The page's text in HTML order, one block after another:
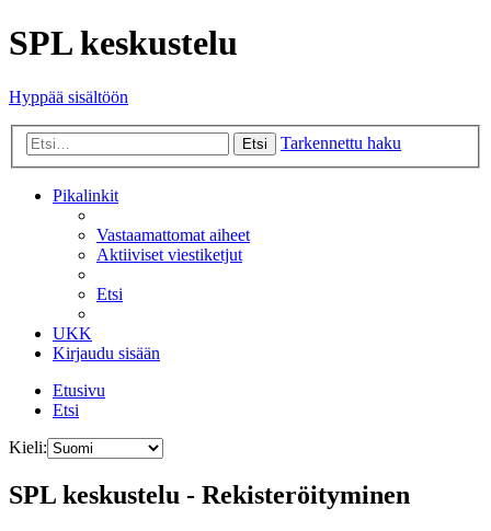
SPL keskustelu
Hyppää sisältöön
Etsi Tarkennettu haku
Pikalinkit
Vastaamattomat aiheet
Aktiiviset viestiketjut
Etsi
UKK
Kirjaudu sisään
Etusivu
Etsi
Kieli:
SPL keskustelu - Rekisteröityminen